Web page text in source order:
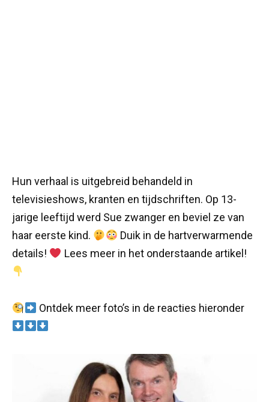
Hun verhaal is uitgebreid behandeld in
televisieshows, kranten en tijdschriften. Op 13-
jarige leeftijd werd Sue zwanger en beviel ze van
haar eerste kind.
Duik in de hartverwarmende
details!
Lees meer in het onderstaande artikel!
Ontdek meer foto’s in de reacties hieronder